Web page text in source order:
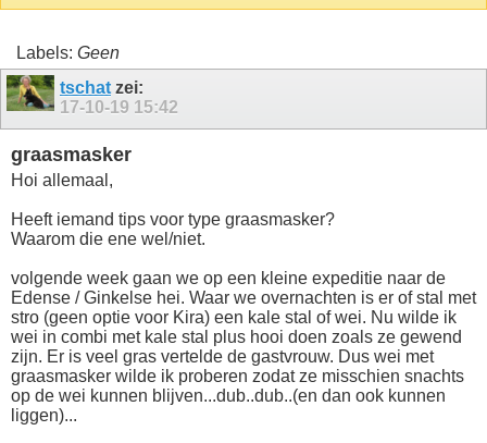
Labels: Geen
tschat zei:
17-10-19 15:42
graasmasker
Hoi allemaal,
Heeft iemand tips voor type graasmasker?
Waarom die ene wel/niet.
volgende week gaan we op een kleine expeditie naar de
Edense / Ginkelse hei. Waar we overnachten is er of stal met
stro (geen optie voor Kira) een kale stal of wei. Nu wilde ik
wei in combi met kale stal plus hooi doen zoals ze gewend
zijn. Er is veel gras vertelde de gastvrouw. Dus wei met
graasmasker wilde ik proberen zodat ze misschien snachts
op de wei kunnen blijven...dub..dub..(en dan ook kunnen
liggen)...